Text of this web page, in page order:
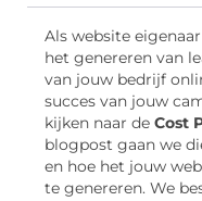
Als website
het genereren van
van jouw bedrijf
succes van jouw
kijken naar de Cost
blogpost gaan we
en hoe het jouw
te genereren. We